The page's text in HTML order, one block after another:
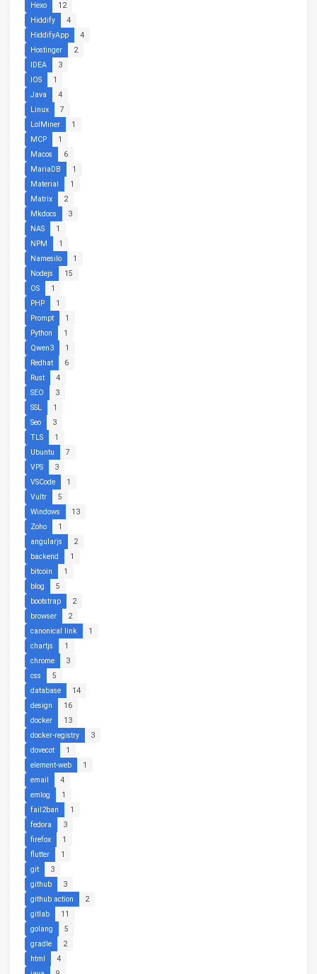
Hexo
12
Hiddify
4
HiddifyApp
4
Hostinger
2
IDEA
3
IOS
1
Java
4
Linux
7
LolMiner
1
MCP
1
Macos
6
MariaDB
1
Material
1
Matrix
2
Mkdocs
3
NAS
1
NPM
1
Namesilo
1
Nodejs
15
OS
1
PHP
1
Prompt
1
Python
1
Qwen3
1
Redhat
6
Rust
4
SEO
3
SSL
1
Seo
3
TLS
1
Ubuntu
7
VPS
3
VSCode
1
Vultr
5
Windows
13
Zoho
1
angularjs
2
backend
1
bitcoin
1
blog
5
bootstrap
2
browser
2
canonical link
1
chartjs
1
chrome
3
css
5
database
14
design
16
docker
13
docker-registry
3
dovecot
1
element-web
1
email
4
emlog
1
fail2ban
1
fedora
3
firefox
1
flutter
1
git
3
github
3
github action
2
gitlab
11
golang
5
gradle
2
html
4